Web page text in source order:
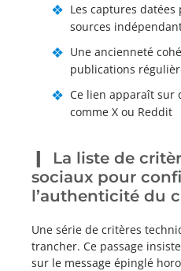
Les captures
sources
Une ancienneté
publications
Ce lien apparaît sur
comme X ou Reddit
La liste de
sociaux pour
l’authenticité du
Une série de critères
trancher. Ce passage
sur le message épinglé